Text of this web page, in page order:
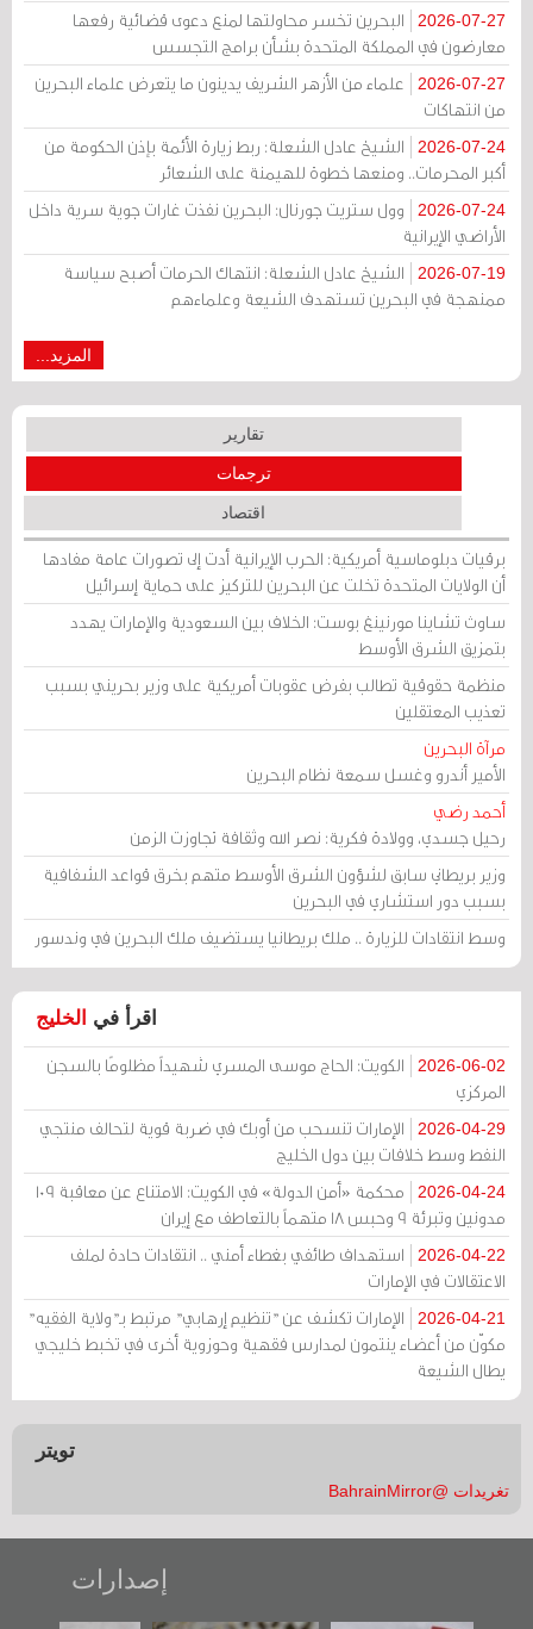
2026-07-27
البحرين تخسر محاولتها لمنع دعوى قضائية رفعها
معارضون في المملكة المتحدة بشأن برامج التجسس
2026-07-27
علماء من الأزهر الشريف يدينون ما يتعرض علماء البحرين
من انتهاكات
2026-07-24
الشيخ عادل الشعلة: ربط زيارة الأئمة بإذن الحكومة من
أكبر المحرمات.. ومنعها خطوة للهيمنة على الشعائر
2026-07-24
وول ستريت جورنال: البحرين نفذت غارات جوية سرية داخل
الأراضي الإيرانية
2026-07-19
الشيخ عادل الشعلة: انتهاك الحرمات أصبح سياسة
ممنهجة في البحرين تستهدف الشيعة وعلماءهم
المزيد...
تقارير
ترجمات
اقتصاد
برقيات دبلوماسية أمريكية: الحرب الإيرانية أدت إلى تصورات عامة مفادها
أن الولايات المتحدة تخلت عن البحرين للتركيز على حماية إسرائيل
ساوث تشاينا مورنينغ بوست: الخلاف بين السعودية والإمارات يهدد
بتمزيق الشرق الأوسط
منظمة حقوقية تطالب بفرض عقوبات أمريكية على وزير بحريني بسبب
تعذيب المعتقلين
مرآة البحرين
الأمير أندرو وغسل سمعة نظام البحرين
أحمد رضي
رحيل جسدي، وولادة فكرية: نصر الله وثقافة تجاوزت الزمن
وزير بريطاني سابق لشؤون الشرق الأوسط متهم بخرق قواعد الشفافية
بسبب دور استشاري في البحرين
وسط انتقادات للزيارة .. ملك بريطانيا يستضيف ملك البحرين في وندسور
اقرأ في الخليج
2026-06-02
الكويت: الحاج موسى المسري شهيداً مظلومًا بالسجن
المركزي
2026-04-29
الإمارات تنسحب من أوبك في ضربة قوية لتحالف منتجي
النفط وسط خلافات بين دول الخليج
2026-04-24
محكمة «أمن الدولة» في الكويت: الامتناع عن معاقبة 109
مدونين وتبرئة 9 وحبس 18 متهماً بالتعاطف مع إيران
2026-04-22
استهداف طائفي بغطاء أمني .. انتقادات حادة لملف
الاعتقالات في الإمارات
2026-04-21
الإمارات تكشف عن "تنظيم إرهابي" مرتبط بـ"ولاية الفقيه"
مكوّن من أعضاء ينتمون لمدارس فقهية وحوزوية أخرى في تخبط خليجي
يطال الشيعة
تويتر
تغريدات @BahrainMirror
إصدارات